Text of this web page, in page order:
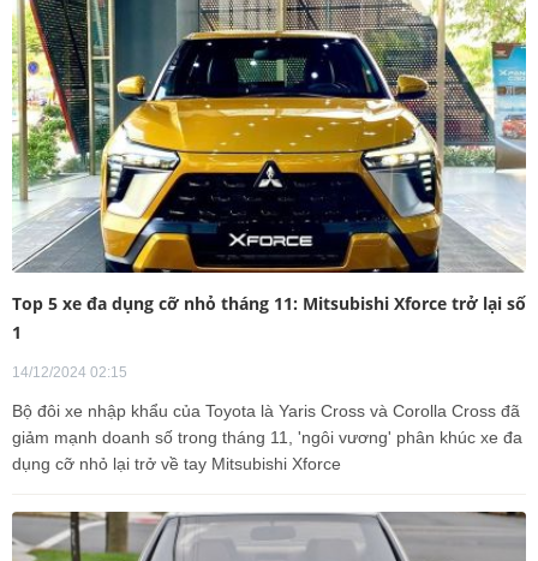
Top 5 xe đa dụng cỡ nhỏ tháng 11: Mitsubishi Xforce trở lại số
1
14/12/2024 02:15
Bộ đôi xe nhập khẩu của Toyota là Yaris Cross và Corolla Cross đã
giảm mạnh doanh số trong tháng 11, 'ngôi vương' phân khúc xe đa
dụng cỡ nhỏ lại trở về tay Mitsubishi Xforce